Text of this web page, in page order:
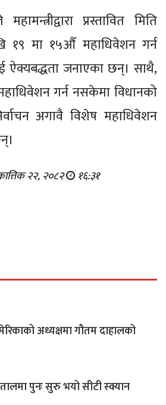
प्रस्तावित मिति
१९ मा १५औँ महाधिवेशन गर्न
ऐक्यबद्धता जनाएका छन्। साथै,
गर्न नसकेमा विधानको
अगावै विशेष महाधिवेशन
२२, २०८२ १६:३१
अध्यक्षमा गौतम दाहालको
पुनः सुरु भयो सीटी स्क्यान